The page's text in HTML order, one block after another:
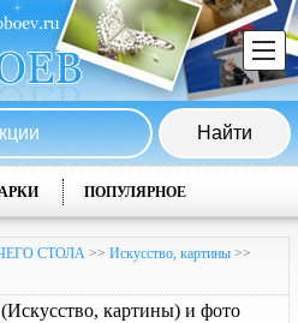
ПОПУЛЯРНОЕ
СТОЛА >> Искусство, картины >>
картины) и фото